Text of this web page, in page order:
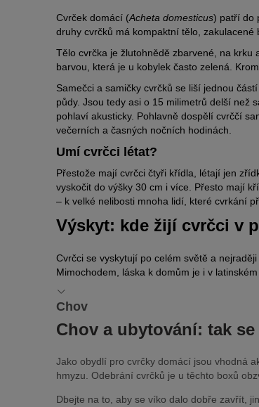
Cvrček domácí (Acheta domesticus) patří do
druhy cvrčků má kompaktní tělo, zakulacené
Tělo cvrčka je žlutohnědě zbarvené, na krku
barvou, která je u kobylek často zelená.
Samečci a samičky cvrčků se liší jednou
půdy. Jsou tedy asi o 15 milimetrů delší než
pohlaví akusticky. Pohlavně dospělí cvrččí
večerních a časných nočních hodinách.
Umí cvrčci létat?
Přestože mají cvrčci čtyři křídla, létají jen
vyskočit do výšky 30 cm i více. Přesto mají
– k velké nelibosti mnoha lidí, které cvrkání
Výskyt: kde žijí cvrčci v
Cvrčci se vyskytují po celém světě a
Mimochodem, láska k domům je i v
Chov
Chov a ubytování: tak
Jako obydlí pro cvrčky domácí jsou vhodná
hmyzu. Odebrání cvrčků je u těchto boxů
Dbejte na to, aby se víko dalo dobře zavřít,